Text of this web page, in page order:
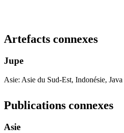
Artefacts connexes
Jupe
Asie: Asie du Sud-Est, Indonésie, Java
Publications connexes
Asie